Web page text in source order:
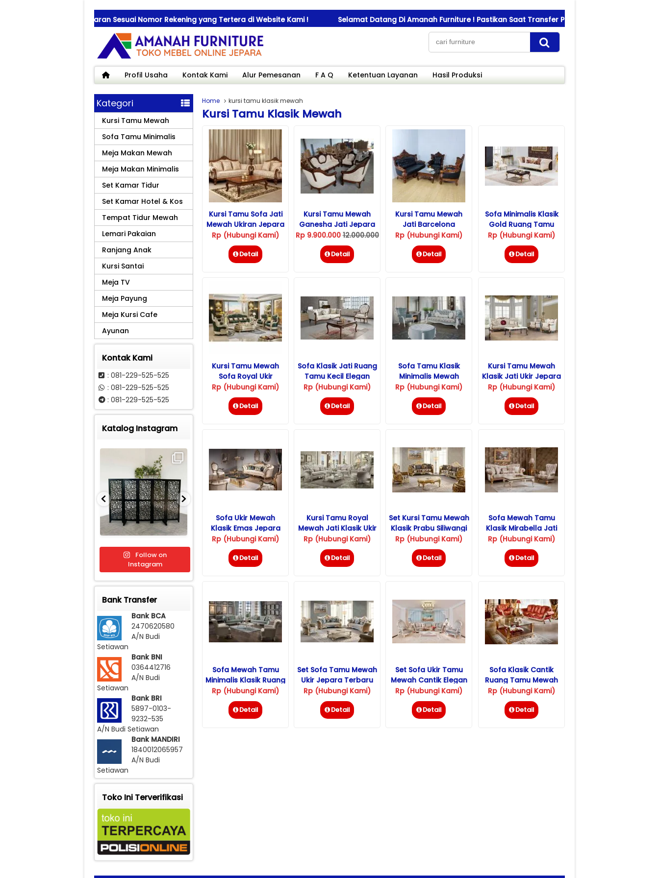
Pembayaran Sesuai Nomor Rekening yang Tertera di Website Kami ! Selamat Datang Di Amanah Furniture ! Pastikan Saat Transfer Pembayaran Sesuai Nomor
Profil Usaha Kontak Kami Alur Pemesanan F A Q Ketentuan Layanan Hasil Produksi
Home kursi tamu klasik mewah
Kursi Tamu Klasik Mewah
Kursi Tamu Sofa Jati
Mewah Ukiran Jepara
Model Klasik
Rp (Hubungi Kami)
Detail
Kursi Tamu Mewah
Ganesha Jati Jepara
Rp 9.900.00012.000.000
Detail
Kursi Tamu Mewah
Jati Barcelona
Terbaru
Rp (Hubungi Kami)
Detail
Sofa Minimalis Klasik
Gold Ruang Tamu
Elegan
Rp (Hubungi Kami)
Detail
Kursi Tamu Mewah
Sofa Royal Ukir
Jepara
Rp (Hubungi Kami)
Detail
Sofa Klasik Jati Ruang
Tamu Kecil Elegan
Rp (Hubungi Kami)
Detail
Sofa Tamu Klasik
Minimalis Mewah
Elegan Jepara
Rp (Hubungi Kami)
Detail
Kursi Tamu Mewah
Klasik Jati Ukir Jepara
Rp (Hubungi Kami)
Detail
Sofa Ukir Mewah
Klasik Emas Jepara
Terbaru
Rp (Hubungi Kami)
Detail
Kursi Tamu Royal
Mewah Jati Klasik Ukir
Jepara
Rp (Hubungi Kami)
Detail
Set Kursi Tamu Mewah
Klasik Prabu Siliwangi
Ukir Jati
Rp (Hubungi Kami)
Detail
Sofa Mewah Tamu
Klasik Mirabella Jati
Jepara
Rp (Hubungi Kami)
Detail
Sofa Mewah Tamu
Minimalis Klasik Ruang
Kecil
Rp (Hubungi Kami)
Detail
Set Sofa Tamu Mewah
Ukir Jepara Terbaru
Rp (Hubungi Kami)
Detail
Set Sofa Ukir Tamu
Mewah Cantik Elegan
Klasik
Rp (Hubungi Kami)
Detail
Sofa Klasik Cantik
Ruang Tamu Mewah
Jepara
Rp (Hubungi Kami)
Detail
Kategori
Kursi Tamu Mewah
Sofa Tamu Minimalis
Meja Makan Mewah
Meja Makan Minimalis
Set Kamar Tidur
Set Kamar Hotel & Kos
Tempat Tidur Mewah
Lemari Pakaian
Ranjang Anak
Kursi Santai
Meja TV
Meja Payung
Meja Kursi Cafe
Ayunan
Kontak Kami
: 081-229-525-525
: 081-229-525-525
: 081-229-525-525
Katalog Instagram
Follow on
Instagram
Bank Transfer
Bank BCA
2470620580
A/N Budi
Setiawan
Bank BNI
0364412716
A/N Budi
Setiawan
Bank BRI
5897-0103-
9232-535
A/N Budi Setiawan
Bank MANDIRI
1840012065957
A/N Budi
Setiawan
Toko Ini Terverifikasi